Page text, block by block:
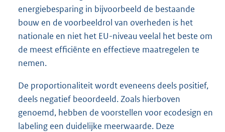
energiebesparing in bijvoorbeeld de bestaande
bouw en de voorbeeldrol van overheden is het
nationale en niet het EU-niveau veelal het beste om
de meest efficiënte en effectieve maatregelen te
nemen.
De proportionaliteit wordt eveneens deels positief,
deels negatief beoordeeld. Zoals hierboven
genoemd, hebben de voorstellen voor ecodesign en
labeling een duidelijke meerwaarde. Deze